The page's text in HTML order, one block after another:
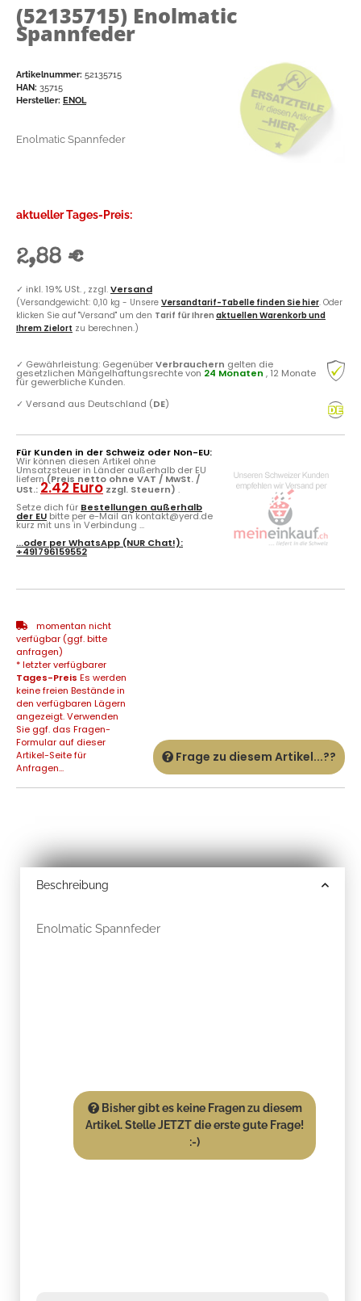
(52135715) Enolmatic
Spannfeder
Artikelnummer: 52135715
HAN: 35715
Hersteller: ENOL
Enolmatic Spannfeder
aktueller Tages-Preis:
2,88 €
✓ inkl. 19% USt. , zzgl.Versand
(Versandgewicht: 0,10 kg - Unsere Versandtarif-Tabelle finden Sie hier. Oder
klicken Sie auf "Versand" um den Tarif für Ihren aktuellen Warenkorb und
Ihrem Zielort zu berechnen.)
✓ Gewährleistung: GegenüberVerbrauchern gelten die
gesetzlichen Mängelhaftungsrechte von 24 Monaten , 12 Monate
für gewerbliche Kunden.
✓ Versand aus Deutschland (DE)
Für Kunden in der Schweiz oder Non-EU:
Wir können diesen Artikel ohne
Umsatzsteuer in Länder außerhalb der EU
liefern (Preis netto ohne VAT / MwSt. /
USt.: 2.42 Euro zzgl. Steuern) .
Setze dich für Bestellungen außerhalb
der EU bitte per e-Mail an kontakt@yerd.de
kurz mit uns in Verbindung ...
...oder perWhatsApp (NUR Chat!):
+491796159552
momentan nicht
verfügbar (ggf. bitte
anfragen)
* letzter verfügbarer
Tages-Preis Es werden
keine freien Bestände in
den verfügbaren Lägern
angezeigt. Verwenden
Sie ggf. das Fragen-
Formular auf dieser
Artikel-Seite für
Anfragen...
Frage zu diesem Artikel...??
Beschreibung
Enolmatic Spannfeder
Bisher gibt es keine Fragen zu diesem
Artikel. Stelle JETZT die erste gute Frage!
:-)